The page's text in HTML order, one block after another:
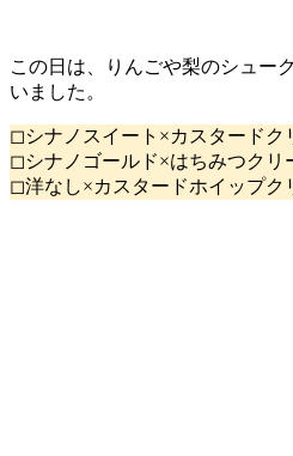
この日は、りんごや梨のシュー
いました。
◻シナノスイート×カスタードク
◻シナノゴールド×はちみつクリ
◻洋なし×カスタードホイップク